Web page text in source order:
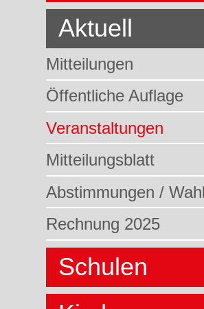
Aktuell
Mitteilungen
Öffentliche Auflage
Veranstaltungen
Mitteilungsblatt
Abstimmungen /
Rechnung 2025
Schulen